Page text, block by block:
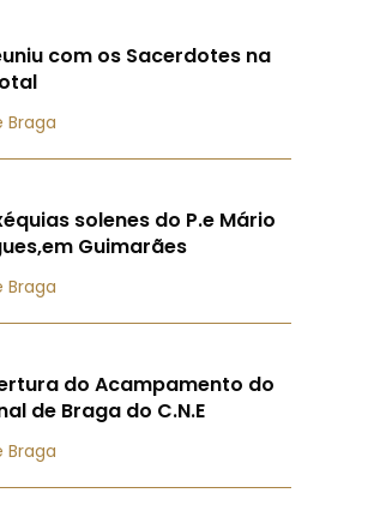
com os Sacerdotes na
Braga
solenes do P.e Mário
Guimarães
Braga
do Acampamento do
de Braga do C.N.E
Braga